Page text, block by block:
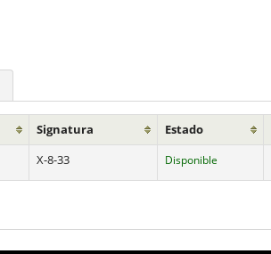
Signatura Estado
X-8-33 Disponible